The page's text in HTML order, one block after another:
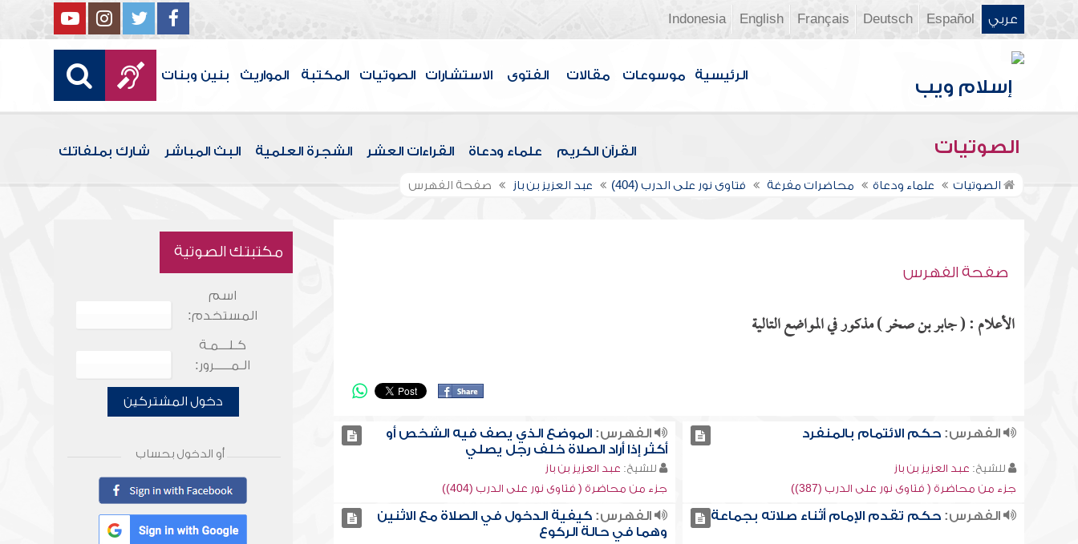
عربي Español
Deutsch
Français
English
Indonesia
الرئيسية موسوعات مقالات الفتوى الاستشارات الصوتيات المكتبة المواريث بنين وبنات
الصوتيات القرآن الكريم علماء ودعاة القراءات العشر الشجرة العلمية البث المباشر شارك بملفاتك
الصوتيات علماء ودعاة محاضرات مفرغة فتاوى نور على الدرب (404) عبد العزيز بن باز صفحة الفهرس
صفحة الفهرس
الأعلام : ( جابر بن صخر ) مذكور في المواضع التالية
الفهرس:حكم الائتمام بالمنفرد
للشيخ: عبد العزيز بن باز
جزء من محاضرة ( فتاوى نور على الدرب (387))
الفهرس: الموضع الذي يصف فيه الشخص أو
أكثر إذا أراد الصلاة خلف رجل يصلي
للشيخ: عبد العزيز بن باز
جزء من محاضرة ( فتاوى نور على الدرب (404))
الفهرس:حكم تقدم الإمام أثناء صلاته بجماعة الفهرس: كيفية الدخول في الصلاة مع الاثنين
وهما في حالة الركوع
مكتبتك الصوتية
اسم
المستخدم:
كـلـــمـة
الـمـــــرور:
دخول المشتركين
أو الدخول بحساب